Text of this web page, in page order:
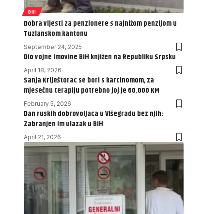
BIH
Dobra vijesti za penzionere s najnižom penzijom u
Tuzlanskom kantonu
September 24, 2025
Dio vojne imovine BiH knjižen na Republiku Srpsku
April 18, 2026
Sanja Kriještorac se bori s karcinomom, za
mjesečnu terapiju potrebno joj je 60.000 KM
February 5, 2026
Dan ruskih dobrovoljaca u Višegradu bez njih:
Zabranjen im ulazak u BiH
April 21, 2026